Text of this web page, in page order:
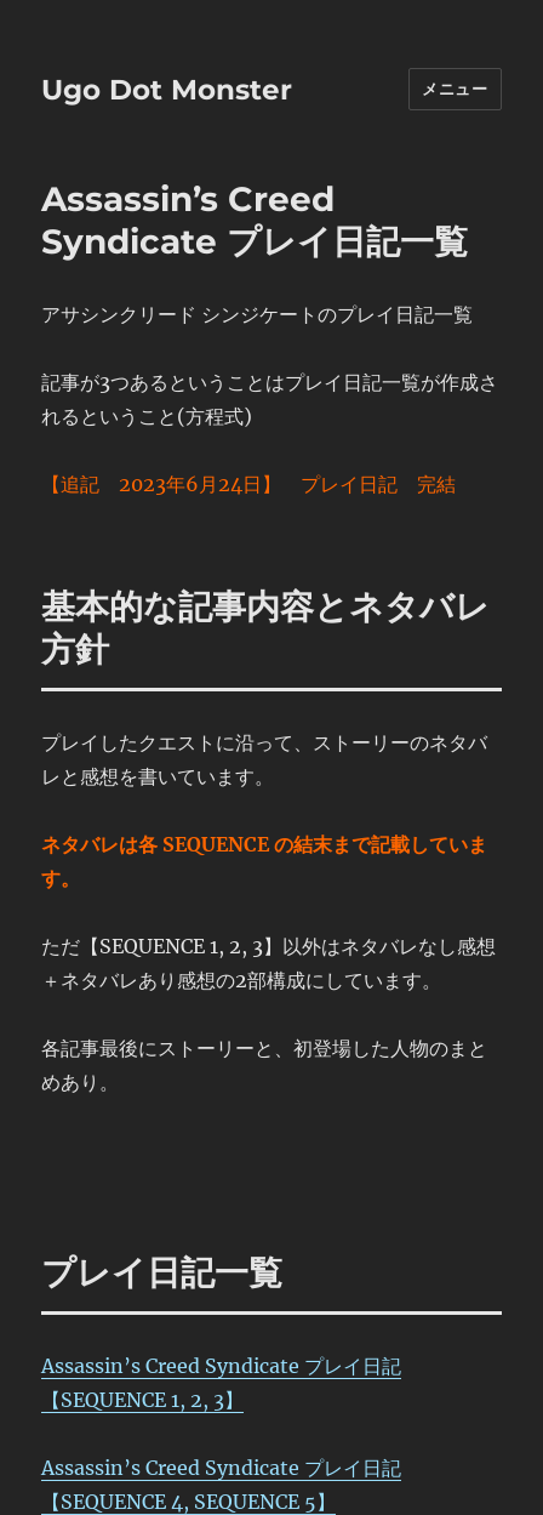
Ugo Dot Monster メニュー
Assassin’s Creed
Syndicate プレイ日記一覧
アサシンクリード シンジケートのプレイ日記一覧
記事が3つあるということはプレイ日記一覧が作成さ
れるということ(方程式)
【追記 2023年6月24日】 プレイ日記 完結
基本的な記事内容とネタバレ
方針
プレイしたクエストに沿って、ストーリーのネタバ
レと感想を書いています。
ネタバレは各 SEQUENCE の結末まで記載していま
す。
ただ【SEQUENCE 1, 2, 3】以外はネタバレなし感想
＋ネタバレあり感想の2部構成にしています。
各記事最後にストーリーと、初登場した人物のまと
めあり。
プレイ日記一覧
Assassin’s Creed Syndicate プレイ日記
【SEQUENCE 1, 2, 3】
Assassin’s Creed Syndicate プレイ日記
【SEQUENCE 4, SEQUENCE 5】